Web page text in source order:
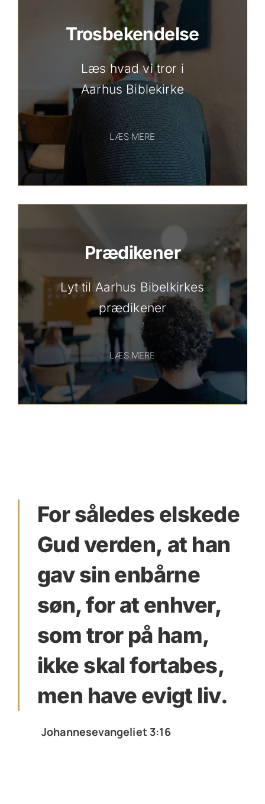
Trosbekendelse
Læs hvad vi tror i
Aarhus Biblekirke
LÆS MERE
Prædikener
Lyt til Aarhus Bibelkirkes
prædikener
LÆS MERE
For således elskede
Gud verden, at han
gav sin enbårne
søn, for at enhver,
som tror på ham,
ikke skal fortabes,
men have evigt liv.
Johannesevangeliet 3:16